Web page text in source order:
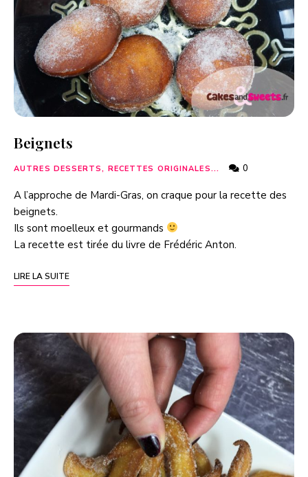
Beignets
AUTRES DESSERTS, RECETTES ORIGINALES... 0
A l’approche de Mardi-Gras, on craque pour la recette des
beignets.
Ils sont moelleux et gourmands
La recette est tirée du livre de Frédéric Anton.
LIRE LA SUITE